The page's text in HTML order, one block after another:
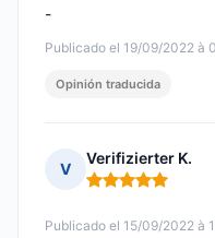
Publicado el 19/09/2022 à
-
Opinión traducida
V
Verifizierter K.
Nota: 5 de 5
Publicado el 15/09/2022 à